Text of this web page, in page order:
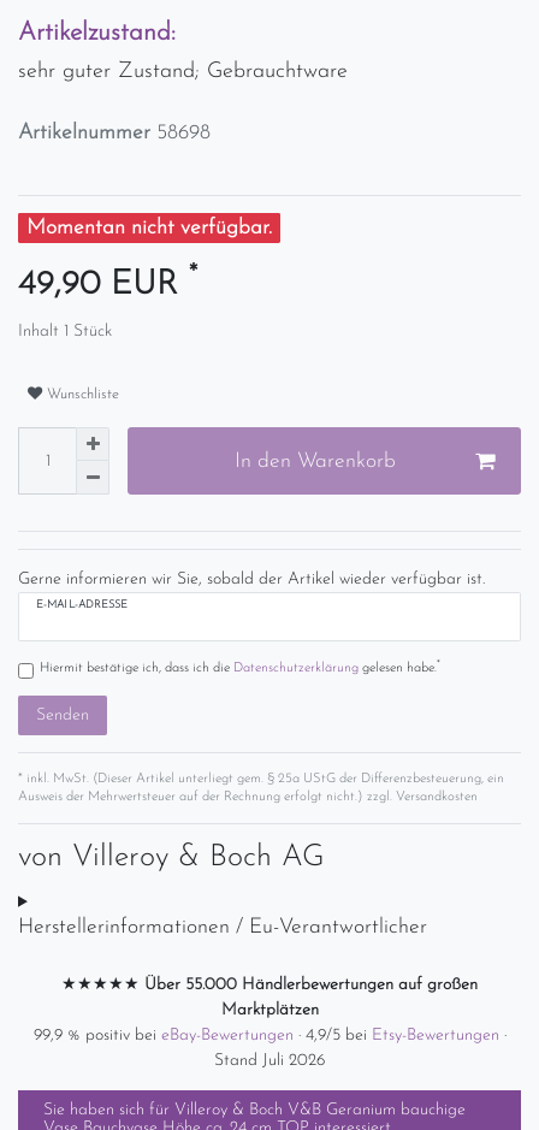
Artikelzustand:
sehr guter Zustand; Gebrauchtware
Artikelnummer 58698
Momentan nicht verfügbar.
49,90 EUR *
Inhalt 1 Stück
Wunschliste
In den Warenkorb
Gerne informieren wir Sie, sobald der Artikel wieder verfügbar ist.
E-MAIL-ADRESSE
Hiermit bestätige ich, dass ich die Daten­schutz­erklärunggelesen habe.*
Senden
* inkl. MwSt. (Dieser Artikel unterliegt gem. § 25a UStG der Differenzbesteuerung, ein
Ausweis der Mehrwertsteuer auf der Rechnung erfolgt nicht.) zzgl. Versandkosten
von Villeroy & Boch AG
Herstellerinformationen / Eu-Verantwortlicher
★★★★★ Über 55.000 Händlerbewertungen auf großen
Marktplätzen
99,9 % positiv bei eBay-Bewertungen · 4,9/5 bei Etsy-Bewertungen ·
Stand Juli 2026
Sie haben sich für Villeroy & Boch V&B Geranium bauchige